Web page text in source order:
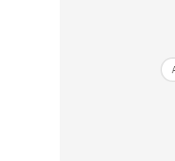
dua belum perlu hadir.
kumpulannya perlu hadir